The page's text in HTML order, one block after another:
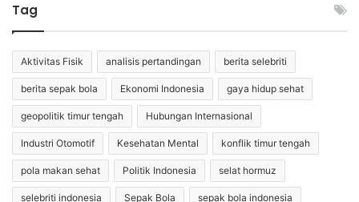
Tag
Aktivitas Fisik analisis pertandingan berita selebriti
berita sepak bola Ekonomi Indonesia gaya hidup sehat
geopolitik timur tengah Hubungan Internasional
Industri Otomotif Kesehatan Mental konflik timur tengah
pola makan sehat Politik Indonesia selat hormuz
selebriti indonesia Sepak Bola sepak bola indonesia